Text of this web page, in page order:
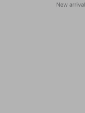
New arrival